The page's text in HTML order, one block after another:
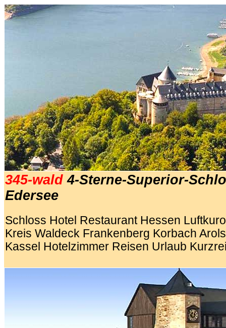
345-wald4-Sterne-Superior-
Edersee
Schloss Hotel Restaurant Hessen
Kreis Waldeck Frankenberg Korbach
Kassel
Hotelzimmer Reisen Urlaub